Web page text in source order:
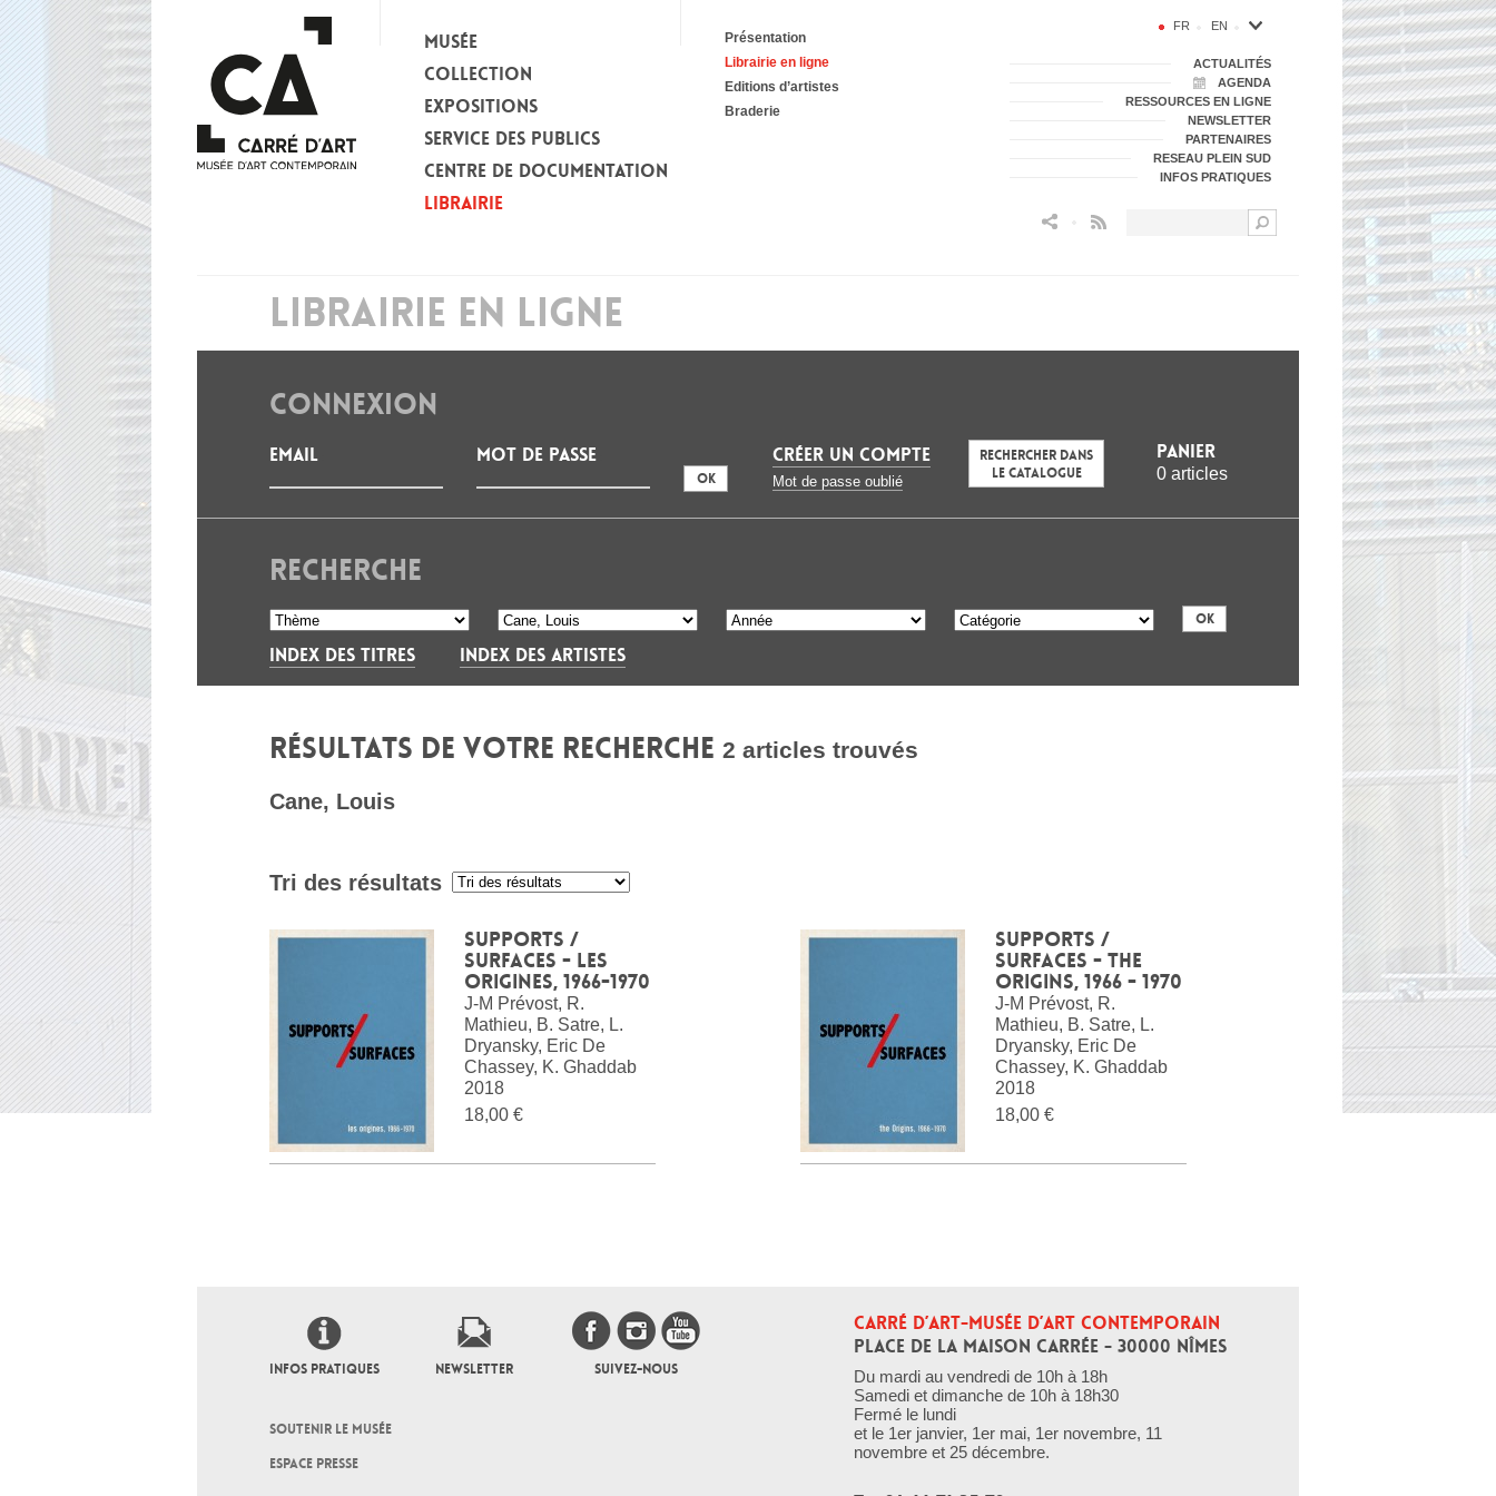
MUSÉE
COLLECTION
EXPOSITIONS
SERVICE DES PUBLICS
CENTRE DE DOCUMENTATION
LIBRAIRIE
Présentation
Librairie en ligne
Editions d’artistes
Braderie
FR EN
ACTUALITÉS
AGENDA
RESSOURCES EN LIGNE
NEWSLETTER
PARTENAIRES
RESEAU PLEIN SUD
INFOS PRATIQUES
LIBRAIRIE EN LIGNE
CONNEXION
Email Mot de passe CRÉER UN COMPTE
Mot de passe oublié
Rechercher dans
le catalogue
Panier
0 articles
RECHERCHE
INDEX DES TITRES INDEX DES ARTISTES
RÉSULTATS DE VOTRE RECHERCHE 2 articles trouvés
Cane, Louis
Tri des résultats
Supports /
surfaces - Les
origines, 1966-1970
J-M Prévost, R.
Mathieu, B. Satre, L.
Dryansky, Eric De
Chassey, K. Ghaddab
2018
18,00 €
Supports /
Surfaces - The
origins, 1966 - 1970
J-M Prévost, R.
Mathieu, B. Satre, L.
Dryansky, Eric De
Chassey, K. Ghaddab
2018
18,00 €
INFOS PRATIQUES NEWSLETTER SUIVEZ-NOUS
SOUTENIR LE MUSÉE
ESPACE PRESSE
CARRÉ D’ART-MUSÉE D’ART CONTEMPORAIN
PLACE DE LA MAISON CARRÉE - 30000 NÎMES
Du mardi au vendredi de 10h à 18h
Samedi et dimanche de 10h à 18h30
Fermé le lundi
et le 1er janvier, 1er mai, 1er novembre, 11
novembre et 25 décembre.